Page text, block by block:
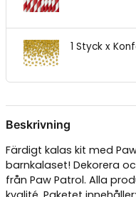
1 Styck x
Beskrivning
Färdigt kalas kit med
barnkalaset! Dekorera
från Paw Patrol. Alla